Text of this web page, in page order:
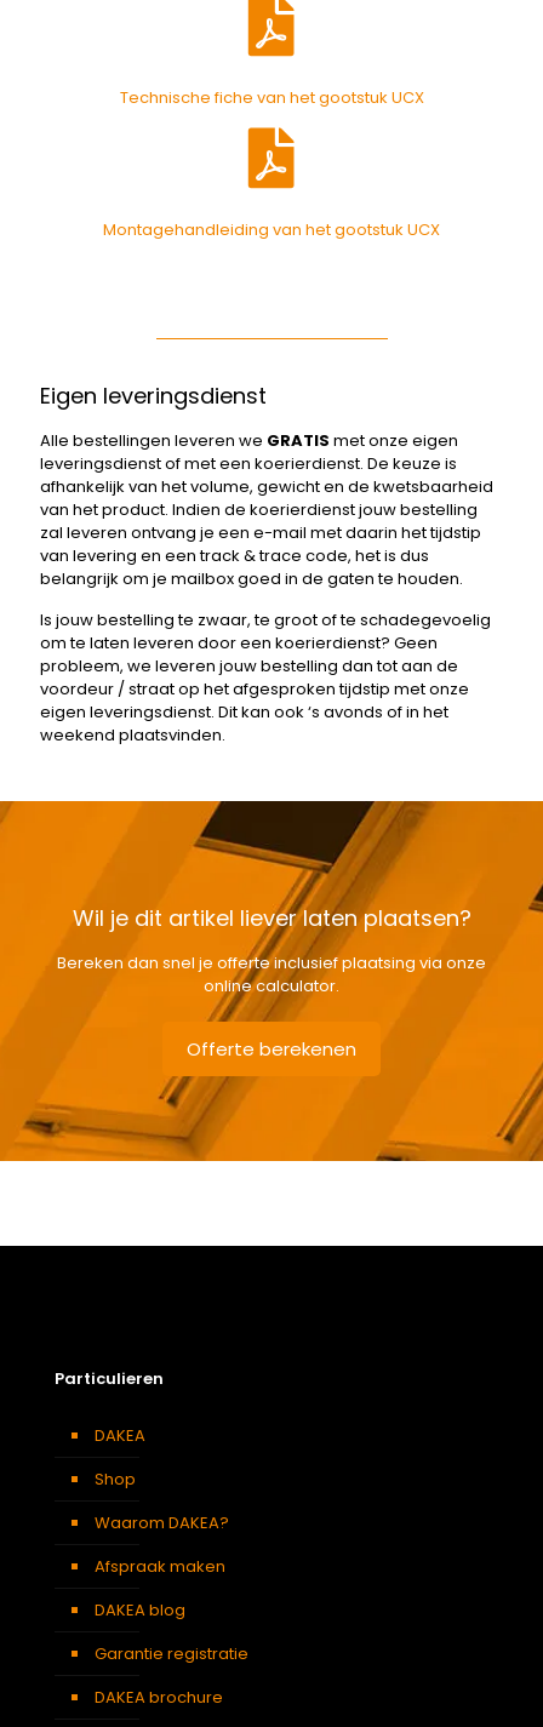
Technische fiche van het gootstuk UCX
Montagehandleiding van het gootstuk UCX
Eigen leveringsdienst
Alle bestellingen leveren we GRATIS met onze eigen
leveringsdienst of met een koerierdienst. De keuze is
afhankelijk van het volume, gewicht en de kwetsbaarheid
van het product. Indien de koerierdienst jouw bestelling
zal leveren ontvang je een e-mail met daarin het tijdstip
van levering en een track & trace code, het is dus
belangrijk om je mailbox goed in de gaten te houden.
Is jouw bestelling te zwaar, te groot of te schadegevoelig
om te laten leveren door een koerierdienst? Geen
probleem, we leveren jouw bestelling dan tot aan de
voordeur / straat op het afgesproken tijdstip met onze
eigen leveringsdienst. Dit kan ook ‘s avonds of in het
weekend plaatsvinden.
Wil je dit artikel liever laten plaatsen?
Bereken dan snel je offerte inclusief plaatsing via onze
online calculator.
Offerte berekenen
Particulieren
DAKEA
Shop
Waarom DAKEA?
Afspraak maken
DAKEA blog
Garantie registratie
DAKEA brochure